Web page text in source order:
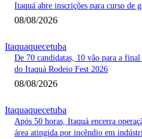
Itaquá abre inscrições para curso de
08/08/2026
Itaquaquecetuba
De 70 candidatas, 10 vão para a
do Itaquá Rodeio Fest 2026
08/08/2026
Itaquaquecetuba
Após 50 horas, Itaquá encerra
área atingida por incêndio em